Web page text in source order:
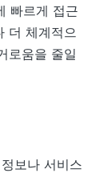
빠르게 접근
더 체계적으
로움을 줄일
보나 서비스